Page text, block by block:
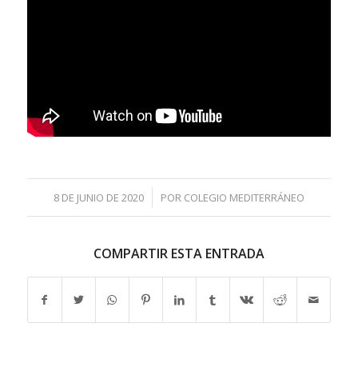
8 DE JUNIO DE 2020
/ POR COLEGIO MEDITERRÁNEO
COMPARTIR ESTA ENTRADA